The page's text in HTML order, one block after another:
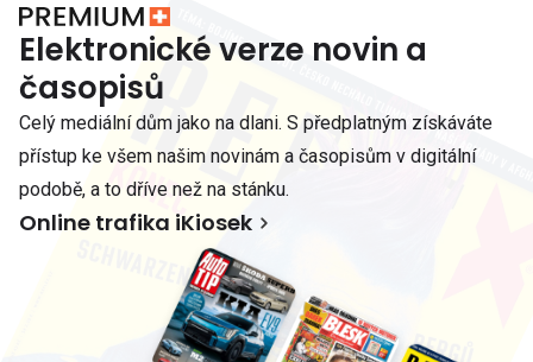
Elektronické verze novin a
časopisů
Celý mediální dům jako na dlani. S předplatným získáváte
přístup ke všem našim novinám a časopisům v digitální
podobě, a to dříve než na stánku.
Online trafika iKiosek